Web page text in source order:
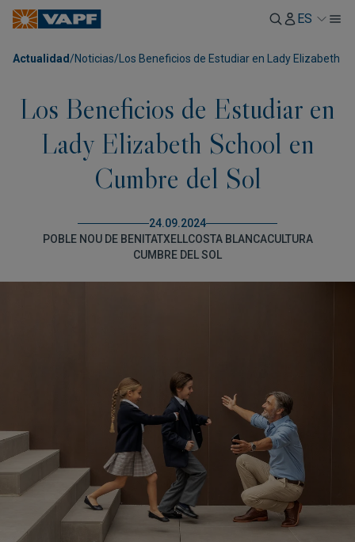
ES
Actualidad /Noticias/ Los Beneficios de Estudiar en Lady Elizabeth
Los Beneficios de Estudiar en
Lady Elizabeth School en
Cumbre del Sol
24.09.2024
POBLE NOU DE BENITATXELLCOSTA BLANCACULTURA
CUMBRE DEL SOL